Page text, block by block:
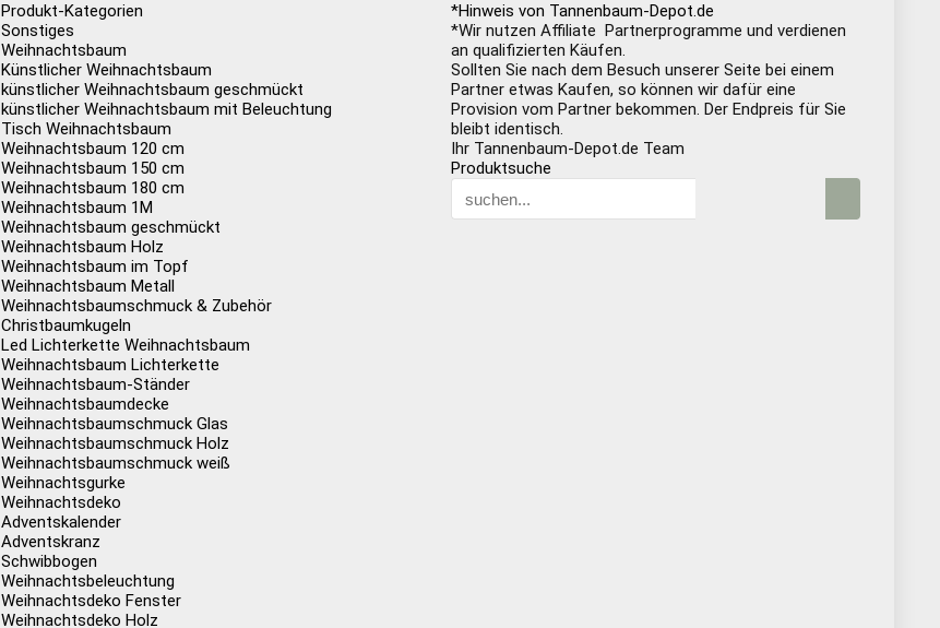
Produkt-Kategorien
Sonstiges
Weihnachtsbaum
Künstlicher Weihnachtsbaum
künstlicher Weihnachtsbaum geschmückt
künstlicher Weihnachtsbaum mit Beleuchtung
Tisch Weihnachtsbaum
Weihnachtsbaum 120 cm
Weihnachtsbaum 150 cm
Weihnachtsbaum 180 cm
Weihnachtsbaum 1M
Weihnachtsbaum geschmückt
Weihnachtsbaum Holz
Weihnachtsbaum im Topf
Weihnachtsbaum Metall
Weihnachtsbaumschmuck & Zubehör
Christbaumkugeln
Led Lichterkette Weihnachtsbaum
Weihnachtsbaum Lichterkette
Weihnachtsbaum-Ständer
Weihnachtsbaumdecke
Weihnachtsbaumschmuck Glas
Weihnachtsbaumschmuck Holz
Weihnachtsbaumschmuck weiß
Weihnachtsgurke
Weihnachtsdeko
Adventskalender
Adventskranz
Schwibbogen
Weihnachtsbeleuchtung
Weihnachtsdeko Fenster
Weihnachtsdeko Holz
*Hinweis von Tannenbaum-Depot.de
*Wir nutzen Affiliate Partnerprogramme und verdienen
an qualifizierten Käufen.
Sollten Sie nach dem Besuch unserer Seite bei einem
Partner etwas Kaufen, so können wir dafür eine
Provision vom Partner bekommen. Der Endpreis für Sie
bleibt identisch.
Ihr Tannenbaum-Depot.de Team
Produktsuche